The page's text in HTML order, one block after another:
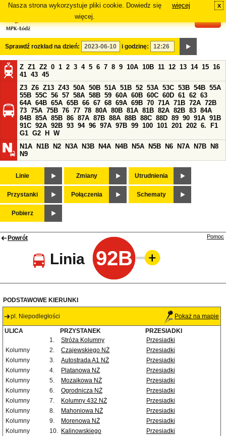
Nasza strona wykorzystuje pliki cookie. Dowiedz się
więcej.
więcej x
Sprawdź rozkład na dzień: i godzinę:
Z Z1 Z2 0 1 2 3 4 5 6 7 8 9 10A 10B 11 12 13 14 15 16
41 43 45
Z3 Z6 Z13 Z43 50A 50B 51A 51B 52 53A 53C 53B 54B 55A
55B 55C 56 57 58A 58B 59 60A 60B 60C 60D 61 62 63
64A 64B 65A 65B 66 67 68 69A 69B 70 71A 71B 72A 72B
73 75A 75B 76 77 78 80A 80B 81A 81B 82A 82B 83 84A
84B 85A 85B 86 87A 87B 88A 88B 88C 88D 89 90 91A 91B
91C 92A 92B 93 94 96 97A 97B 99 100 101 201 202 6.
F1
G1 G2 H
W
N1A
N1B N2 N3A N3B N4A N4B N5A N5B N6 N7A N7B
N8
N9
Linie Zmiany Utrudnienia
Przystanki Połączenia Schematy
Pobierz
Powrót
Linia 92B
Pomoc
PODSTAWOWE KIERUNKI
pl. Niepodległości Pokaż na mapie
ULICA PRZYSTANEK
PRZESIADKI
1.
Stróża Kolumny
Przesiadki
Kolumny
2. Czajewskiego NŻ
Przesiadki
Kolumny
3. Autostrada A1 NŻ
Przesiadki
Kolumny
4. Platanowa NŻ
Przesiadki
Kolumny
5. Mozaikowa NŻ
Przesiadki
Kolumny
6. Ogrodnicza NŻ
Przesiadki
Kolumny
7. Kolumny 432 NŻ
Przesiadki
Kolumny
8. Mahoniowa NŻ
Przesiadki
Kolumny
9. Morenowa NŻ
Przesiadki
Kolumny
10. Kalinowskiego
Przesiadki